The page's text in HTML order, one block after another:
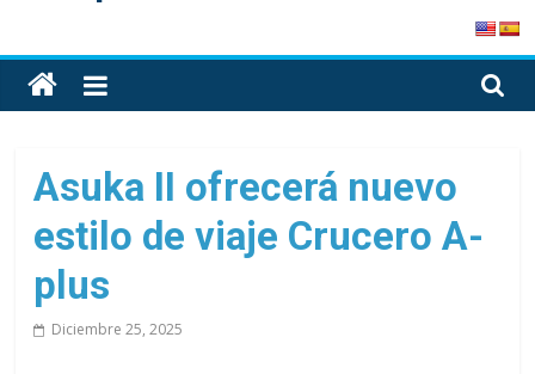
PortalCruceros
Toda
la
cruceros
en
solo
sitio
Asuka II ofrecerá nuevo
estilo de viaje Crucero A-
plus
Diciembre 25, 2025